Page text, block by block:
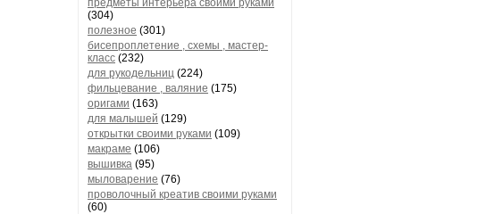
предметы интерьера своими руками
(304)
полезное (301)
бисепроплетение , схемы , мастер-
класс (232)
для рукодельниц (224)
фильцевание , валяние (175)
оригами (163)
для малышей (129)
открытки своими руками (109)
макраме (106)
вышивка (95)
мыловарение (76)
проволочный креатив своими руками
(60)